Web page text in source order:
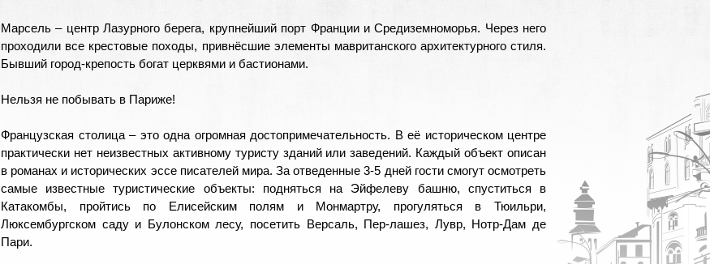
Марсель – центр Лазурного берега, крупнейший порт Франции и Средиземноморья. Через него
проходили все крестовые походы, привнёсшие элементы мавританского архитектурного стиля.
Бывший город-крепость богат церквями и бастионами.
Нельзя не побывать в Париже!
Французская столица – это одна огромная достопримечательность. В её историческом центре
практически нет неизвестных активному туристу зданий или заведений. Каждый объект описан
в романах и исторических эссе писателей мира. За отведенные 3-5 дней гости смогут осмотреть
самые известные туристические объекты: подняться на Эйфелеву башню, спуститься в
Катакомбы, пройтись по Елисейским полям и Монмартру, прогуляться в Тюильри,
Люксембургском саду и Булонском лесу, посетить Версаль, Пер-лашез, Лувр, Нотр-Дам де
Пари.